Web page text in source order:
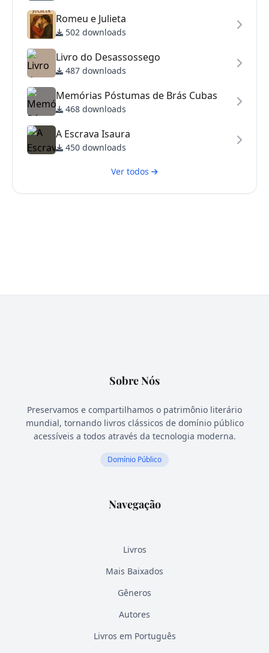
Romeu e Julieta
502 downloads
Livro do Desassossego
487 downloads
Memórias Póstumas de Brás Cubas
468 downloads
A Escrava Isaura
450 downloads
Ver todos
Sobre Nós
Preservamos e compartilhamos o patrimônio literário
mundial, tornando livros clássicos de domínio público
acessíveis a todos através da tecnologia moderna.
Domínio Público
Navegação
Livros
Mais Baixados
Gêneros
Autores
Livros em Português